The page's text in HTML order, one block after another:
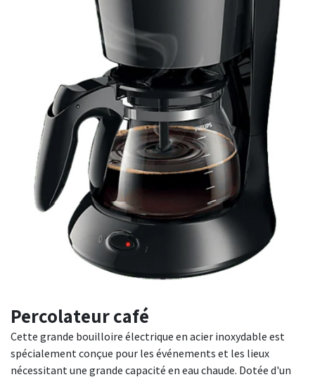
Percolateur café
Cette grande bouilloire électrique en acier inoxydable est
spécialement conçue pour les événements et les lieux
nécessitant une grande capacité en eau chaude. Dotée d'un